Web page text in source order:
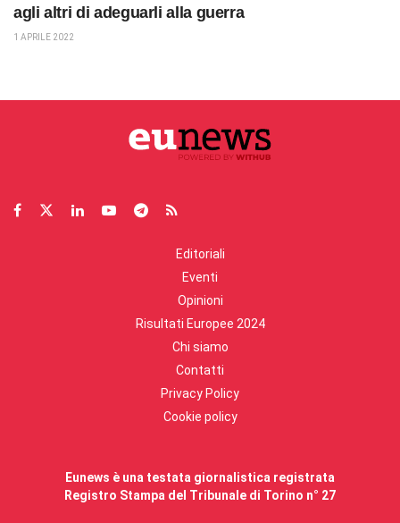
agli altri di adeguarli alla guerra
1 APRILE 2022
Editoriali
Eventi
Opinioni
Risultati Europee 2024
Chi siamo
Contatti
Privacy Policy
Cookie policy
Eunews è una testata giornalistica registrata
Registro Stampa del Tribunale di Torino n° 27